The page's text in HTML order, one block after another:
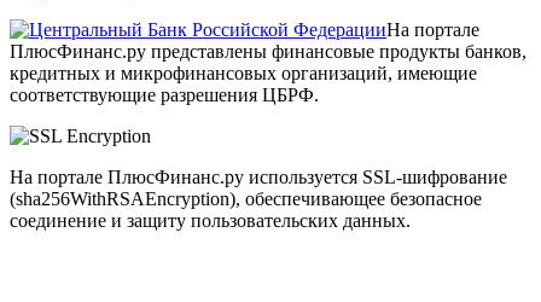
На портале
ПлюсФинанс.ру представлены финансовые продукты банков,
кредитных и микрофинансовых организаций, имеющие
соответствующие разрешения ЦБРФ.
На портале ПлюсФинанс.ру используется SSL-шифрование
(sha256WithRSAEncryption), обеспечивающее безопасное
соединение и защиту пользовательских данных.